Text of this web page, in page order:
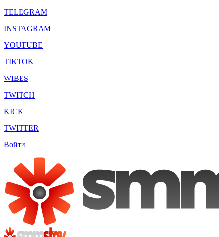
TELEGRAM
INSTAGRAM
YOUTUBE
TIKTOK
WIBES
TWITCH
KICK
TWITTER
Войти